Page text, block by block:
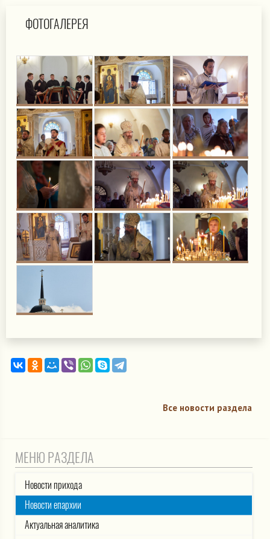
ФОТОГАЛЕРЕЯ
Все новости раздела
МЕНЮ РАЗДЕЛА
Новости прихода
Новости епархии
Актуальная аналитика